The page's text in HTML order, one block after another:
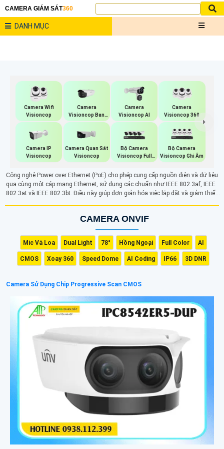
CAMERA GIÁM SÁT360
DANH MỤC
Camera Wifi
Visioncop
Camera
Visioncop Ban
Đêm Có Màu
Camera
Visioncop Al
Camera
Visioncop 360
Camera IP
Visioncop
Camera Quan Sát
Visioncop
Bộ Camera
Visioncop Full
Color
Bộ Camera
Visioncop Ghi Âm
Công nghệ Power over Ethernet (PoE) cho phép cung cấp nguồn điện và dữ liệu
qua cùng một cáp mạng Ethernet, sử dụng các chuẩn như IEEE 802.3af, IEEE
802.3at và IEEE 802.3bt. Điều này giúp đơn giản hóa việc lắp đặt và giảm thiểu
CAMERA ONVIF
Mic Và Loa Dual Light 78° Hồng Ngoại Full Color AI
CMOS Xoay 360 Speed Dome AI Coding IP66 3D DNR
Camera Sử Dụng Chip Progressive Scan CMOS